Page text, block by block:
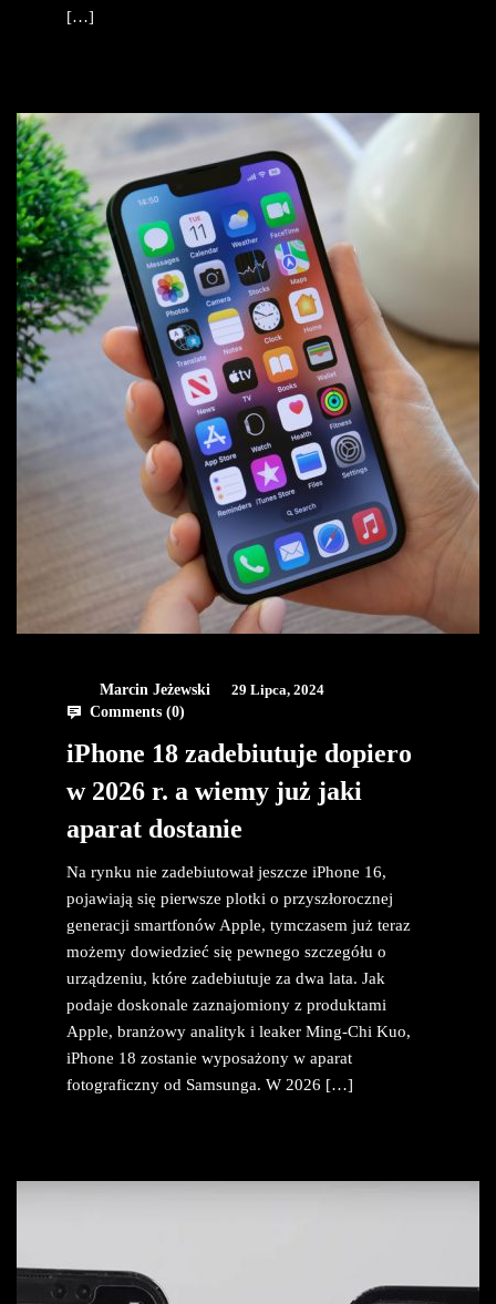
[…]
Marcin Jeżewski
29 Lipca, 2024
Comments (0)
iPhone 18 zadebiutuje dopiero
w 2026 r. a wiemy już jaki
aparat dostanie
Na rynku nie zadebiutował jeszcze iPhone 16,
pojawiają się pierwsze plotki o przyszłorocznej
generacji smartfonów Apple, tymczasem już teraz
możemy dowiedzieć się pewnego szczegółu o
urządzeniu, które zadebiutuje za dwa lata. Jak
podaje doskonale zaznajomiony z produktami
Apple, branżowy analityk i leaker Ming-Chi Kuo,
iPhone 18 zostanie wyposażony w aparat
fotograficzny od Samsunga. W 2026 […]